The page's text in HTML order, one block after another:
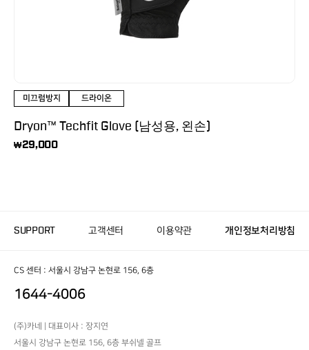
미끄럼방지 드라이온
Dryon™ Techfit Glove (남성용, 왼손)
₩29,000
SUPPORT 고객센터 이용약관 개인정보처리방침
CS 센터 : 서울시 강남구 논현로 156, 6층
1644-4006
(주)카네 | 대표이사 : 장지연
서울시 강남구 논현로 156, 6층 부쉬넬 골프